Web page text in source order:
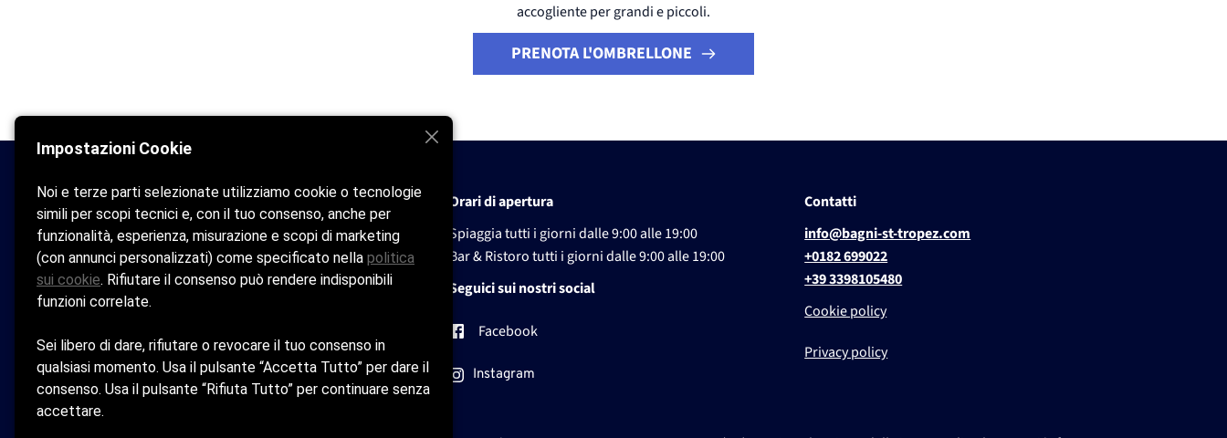
accogliente per grandi e piccoli.
PRENOTA L'OMBRELLONE
Bagni St. Tropez
Home
La Spiaggia
Bar & Ristoro
Orari di apertura
Spiaggia tutti i giorni dalle9:00 alle 19:00
Bar & Ristoro tutti i giorni dalle9:00 alle 19:00
Seguici sui nostri social
Facebook
Instagram
Contatti
info@bagni-st-tropez.com
+0182 699022
+39 3398105480
Cookie policy
Privacy policy
Impostazioni Cookie
Noi e terze parti selezionate utilizziamo cookie o tecnologie
simili per scopi tecnici e, con il tuo consenso, anche per
funzionalità, esperienza, misurazione e scopi di marketing
(con annunci personalizzati) come specificato nella politica
sui cookie. Rifiutare il consenso può rendere indisponibili
funzioni correlate.
Sei libero di dare, rifiutare o revocare il tuo consenso in
qualsiasi momento. Usa il pulsante “Accetta Tutto” per dare il
consenso. Usa il pulsante “Rifiuta Tutto” per continuare senza
accettare.